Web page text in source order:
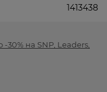
1413438
30% на SNP, Leaders,